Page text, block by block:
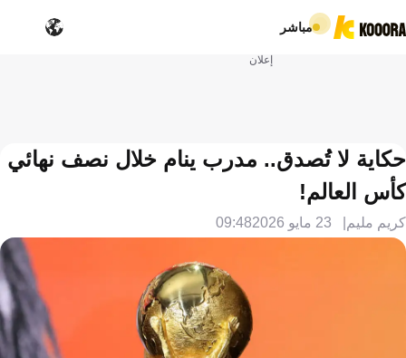
مباشر
إعلان
حكاية لا تُصدق.. مدرب ينام خلال نصف نهائي
كأس العالم!
كريم مليم 23 مايو 2026 09:48